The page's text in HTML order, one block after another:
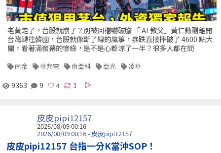
老黃走了，台股就崩了？別被回檔嚇破膽 「 AI 教父」黃仁勳剛離開
台灣轉往韓國，台股就像斷了線的風箏，暴跌直接摔破了 4600 點大
關。看著滿螢幕的慘綠，是不是心都涼了一半？很多人都在問
南帝 華邦電 南亞科 亞光 凌華
9363 9 1
皮皮pipi12157
2026/08/09 00:16 -
2026/08/09 00:16 - 皮皮pipi12157
皮皮pipi12157 台指一分K當沖SOP！